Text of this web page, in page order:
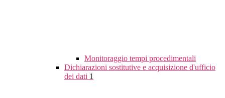
Monitoraggio tempi procedimentali
Dichiarazioni sostitutive e acquisizione d'ufficio
dei dati 1